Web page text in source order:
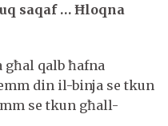
saqaf … Ħloqna
qalb ħafna
din il-binja se tkun
se tkun għall-